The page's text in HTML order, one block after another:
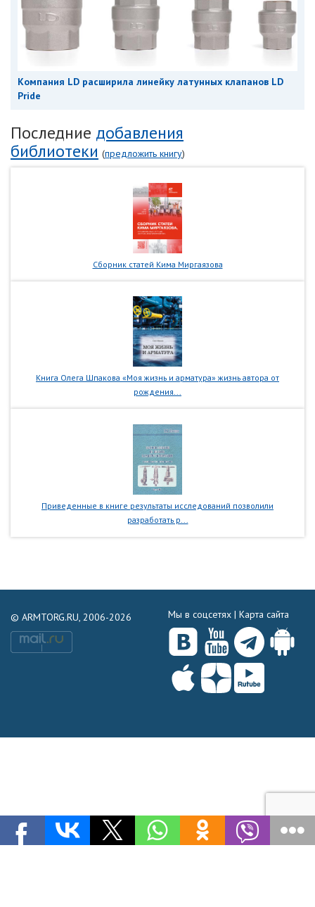
Компания LD расширила линейку латунных клапанов LD
Pride
Последние добавления
библиотеки (предложить книгу)
Сборник статей Кима Миргаязова
Книга Олега Шпакова «Моя жизнь и арматура» жизнь автора от
рождения...
Приведенные в книге результаты исследований позволили
разработать р...
© ARMTORG.RU, 2006-2026 Мы в соцсетях | Карта сайта